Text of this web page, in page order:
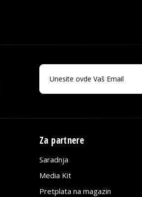
Za partnere
Saradnja
Media Kit
Pretplata na magazin